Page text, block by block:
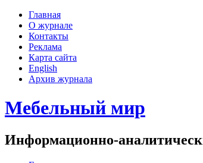
Главная
О журнале
Контакты
Реклама
Карта сайта
English
Архив журнала
Мебельный мир
Информационно-